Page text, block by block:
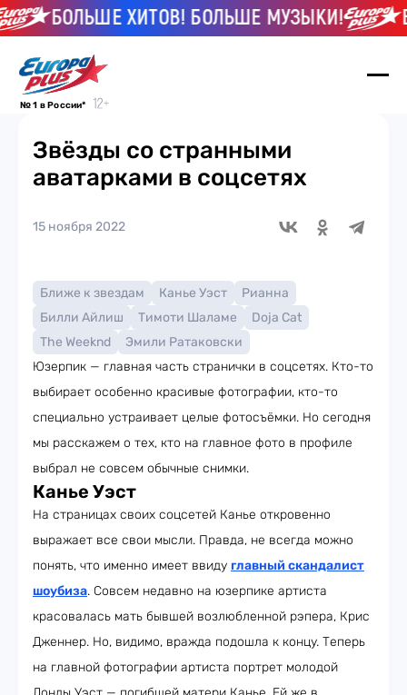
БОЛЬШЕ ХИТОВ! БОЛЬШЕ МУЗЫКИ!
№ 1 в России*
Звёзды со странными
аватарками в соцсетях
15 ноября 2022
Ближе к звездам Канье Уэст
Рианна
Билли Айлиш
Тимоти Шаламе
Doja Cat
The Weeknd
Эмили Ратаковски
Юзерпик — главная часть странички в соцсетях. Кто-то
выбирает особенно красивые фотографии, кто-то
специально устраивает целые фотосъёмки. Но сегодня
мы расскажем о тех, кто на главное фото в профиле
выбрал не совсем обычные снимки.
Канье Уэст
На страницах своих соцсетей Канье откровенно
выражает все свои мысли. Правда, не всегда можно
понять, что именно имеет ввиду главный скандалист
шоубиза. Совсем недавно на юзерпике артиста
красовалась мать бывшей возлюбленной рэпера, Крис
Дженнер. Но, видимо, вражда подошла к концу. Теперь
на главной фотографии артиста портрет молодой